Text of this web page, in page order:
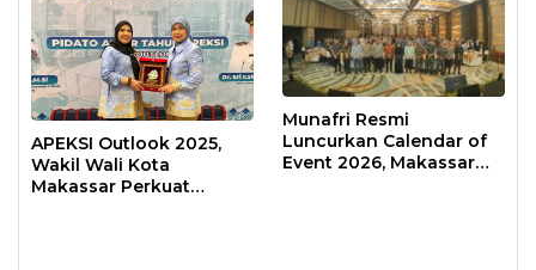
APEKSI Outlook 2025,
Wakil Wali Kota
Makassar Perkuat
Munafri Resmi
Luncurkan Calendar of
Event 2026, Makassar